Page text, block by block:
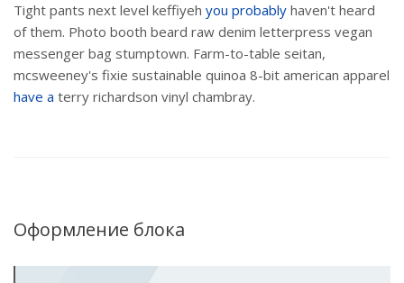
Tight pants next level keffiyeh you probably haven't heard
of them. Photo booth beard raw denim letterpress vegan
messenger bag stumptown. Farm-to-table seitan,
mcsweeney's fixie sustainable quinoa 8-bit american apparel
have a terry richardson vinyl chambray.
Оформление блока